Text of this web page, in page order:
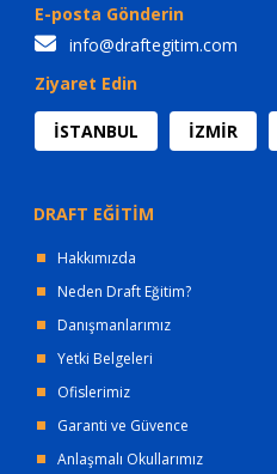
E-posta Gönderin
info@draftegitim.com
Ziyaret Edin
İSTANBUL İZMİR
DRAFT EĞİTİM
Hakkımızda
Neden Draft Eğitim?
Danışmanlarımız
Yetki Belgeleri
Ofislerimiz
Garanti ve Güvence
Anlaşmalı Okullarımız